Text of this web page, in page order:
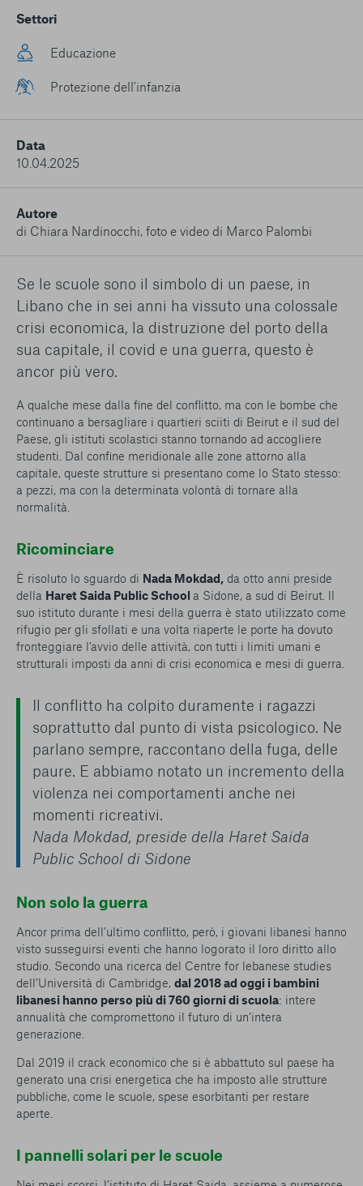
condizionare l’esperienza sulla Piattaforma e il suo
funzionamento. Premendo “Conferma le mie scelte”, la
selezione relativa ai cookie effettuata verrà salvata. Se non è
equivarrà a rifiutare tutti i cookie. Per ulteriori informazioni, è
Cookie strettamente necessari
Cookie di analisi
Cookies di marketing
Settori
Educazione
Protezione dell'infanzia
Data
10.04.2025
Autore
di Chiara Nardinocchi, foto e video di Marco Palombi
Se le scuole sono il simbolo di un paese, in
Libano che in sei anni ha vissuto una colossale
crisi economica, la distruzione del porto della
sua capitale, il covid e una guerra, questo è
ancor più vero.
A qualche mese dalla fine del conflitto, ma con le bombe che
continuano a bersagliare i quartieri sciiti di Beirut e il sud del
Paese, gli istituti scolastici stanno tornando ad accogliere
studenti. Dal confine meridionale alle zone attorno alla
capitale, queste strutture si presentano come lo Stato stesso:
a pezzi, ma con la determinata volontà di tornare alla
normalità.
Ricominciare
È risoluto lo sguardo di Nada Mokdad, da otto anni preside
della Haret Saida Public Schoola Sidone, a sud di Beirut. ll
suo istituto durante i mesi della guerra è stato utilizzato come
rifugio per gli sfollati e una volta riaperte le porte ha dovuto
fronteggiare l’avvio delle attività, con tutti i limiti umani e
strutturali imposti da anni di crisi economica e mesi di guerra.
Il conflitto ha colpito duramente i ragazzi
soprattutto dal punto di vista psicologico. Ne
parlano sempre, raccontano della fuga, delle
paure. E abbiamo notato un incremento della
violenza nei comportamenti anche nei
momenti ricreativi.
Nada Mokdad, preside della Haret Saida
Public School di Sidone
Non solo la guerra
Ancor prima dell’ultimo conflitto, però, i giovani libanesi hanno
visto susseguirsi eventi che hanno logorato il loro diritto allo
studio. Secondo una ricerca del Centre for lebanese studies
dell’Università di Cambridge, dal 2018 ad oggi i bambini
libanesi hanno perso più di 760 giorni di scuola: intere
annualità che compromettono il futuro di un’intera
generazione.
Dal 2019 il crack economico che si è abbattuto sul paese ha
generato una crisi energetica che ha imposto alle strutture
pubbliche, come le scuole, spese esorbitanti per restare
aperte.
I pannelli solari per le scuole